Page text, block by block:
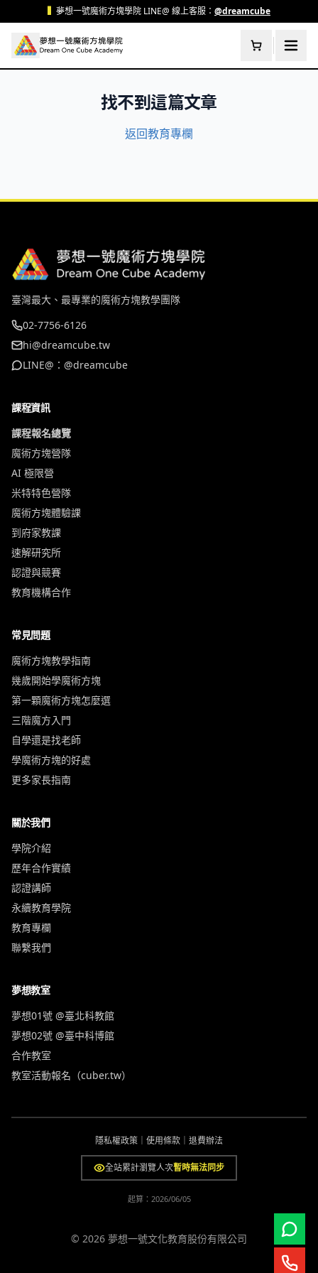
跳至主要內容夢想一號魔術方塊學院 LINE@ 線上客服： @dreamcube
找不到這篇文章
返回教育專欄
臺灣最大、最專業的魔術方塊教學團隊
02-7756-6126
hi@dreamcube.tw
LINE@：@dreamcube
課程資訊
課程報名總覽
魔術方塊營隊
AI 極限營
米特特色營隊
魔術方塊體驗課
到府家教課
速解研究所
認證與競賽
教育機構合作
常見問題
魔術方塊教學指南
幾歲開始學魔術方塊
第一顆魔術方塊怎麼選
三階魔方入門
自學還是找老師
學魔術方塊的好處
更多家長指南
關於我們
學院介紹
歷年合作實績
認證講師
永續教育學院
教育專欄
聯繫我們
夢想教室
夢想01號 @臺北科教館
夢想02號 @臺中科博館
合作教室
教室活動報名（cuber.tw）
隱私權政策 使用條款 退費辦法
全站累計瀏覽人次暫時無法同步
起算： 2026/06/05
© 2026 夢想一號文化教育股份有限公司